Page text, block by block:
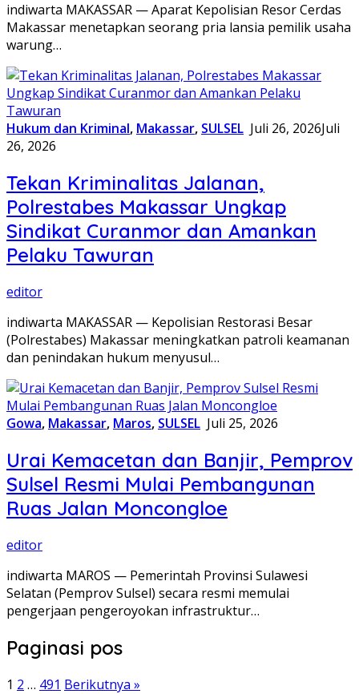
indiwarta MAKASSAR — Aparat Kepolisian Resor Cerdas
Makassar menetapkan seorang pria lansia pemilik usaha
warung…
Hukum dan Kriminal, Makassar, SULSEL Juli 26, 2026Juli
26, 2026
Tekan Kriminalitas Jalanan,
Polrestabes Makassar Ungkap
Sindikat Curanmor dan Amankan
Pelaku Tawuran
editor
indiwarta MAKASSAR — Kepolisian Restorasi Besar
(Polrestabes) Makassar meningkatkan patroli keamanan
dan penindakan hukum menyusul…
Gowa, Makassar, Maros, SULSEL Juli 25, 2026
Urai Kemacetan dan Banjir, Pemprov
Sulsel Resmi Mulai Pembangunan
Ruas Jalan Moncongloe
editor
indiwarta MAROS — Pemerintah Provinsi Sulawesi
Selatan (Pemprov Sulsel) secara resmi memulai
pengerjaan pengeroyokan infrastruktur…
Paginasi pos
1 2 … 491 Berikutnya »